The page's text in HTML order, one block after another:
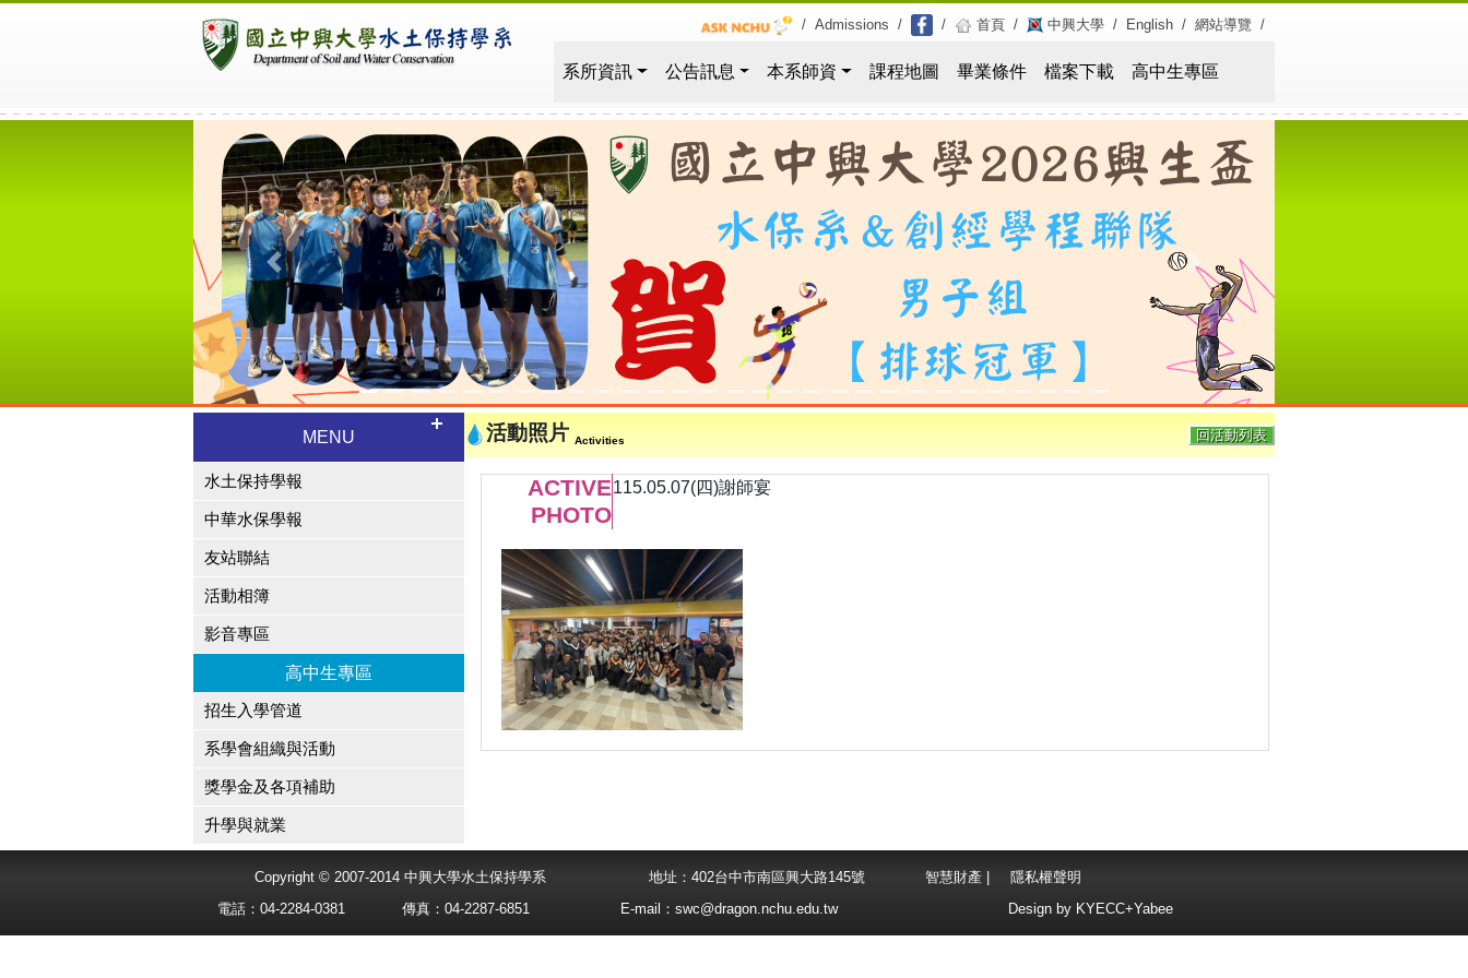
/ Admissions / / 首頁 / 中興大學 / English / 網站導覽 /
系所資訊 公告訊息 本系師資 課程地圖 畢業條件 檔案下載 高中生專區
Previous Next
MENU
水土保持學報
中華水保學報
友站聯結
活動相簿
影音專區
高中生專區
招生入學管道
系學會組織與活動
獎學金及各項補助
升學與就業
活動照片 Activities 回活動列表
ACTIVE
PHOTO
115.05.07(四)謝師宴
Copyright © 2007-2014 中興大學水土保持學系
地址：402台中市南區興大路145號
電話：04-2284-0381
傳真：04-2287-6851 E-mail：swc@dragon.nchu.edu.tw
智慧財產
隱私權聲明
Design by KYECC+Yabee